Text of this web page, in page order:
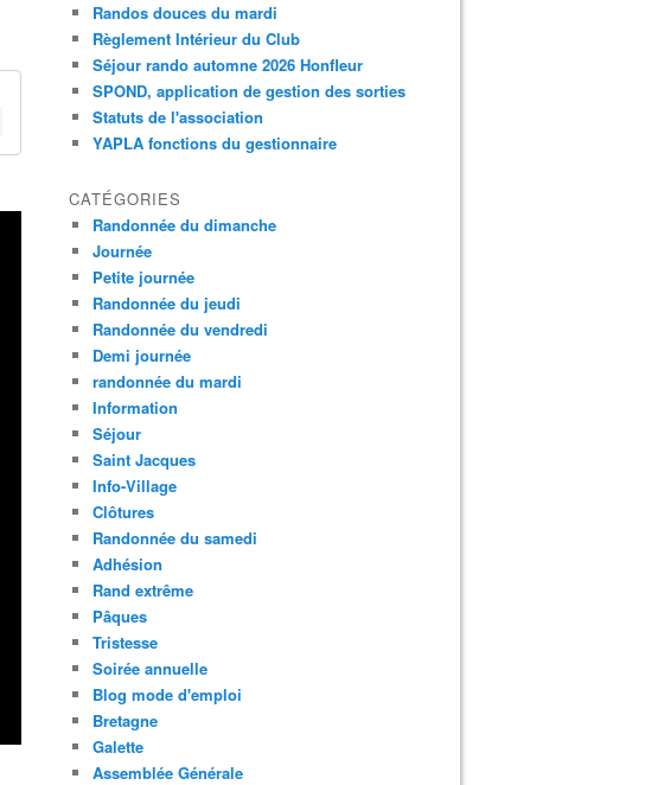
Randos douces du mardi
Règlement Intérieur du Club
Séjour rando automne 2026 Honfleur
SPOND, application de gestion des sorties
Statuts de l'association
YAPLA fonctions du gestionnaire
CATÉGORIES
Randonnée du dimanche
Journée
Petite journée
Randonnée du jeudi
Randonnée du vendredi
Demi journée
randonnée du mardi
Information
Séjour
Saint Jacques
Info-Village
Clôtures
Randonnée du samedi
Adhésion
Rand extrême
Pâques
Tristesse
Soirée annuelle
Blog mode d'emploi
Bretagne
Galette
Assemblée Générale